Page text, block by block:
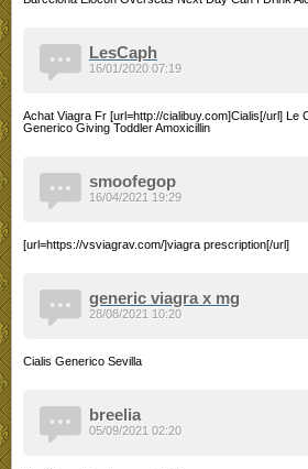
LesCaph
Achat Viagra Fr [url=http://cialibuy.com]Cialis[/url] Le
Generico Giving Toddler Amoxicillin
16/01/2020 07:19
smoofegop
[url=https://vsviagrav.com/]viagra prescription[/url]
16/04/2021 19:29
generic viagra x mg
Cialis Generico Sevilla
28/08/2021 10:20
breelia
05/09/2021 02:20